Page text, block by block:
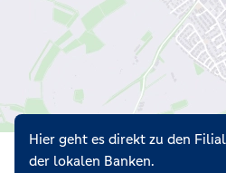
Hier geht es direkt zu den
der lokalen Banken.